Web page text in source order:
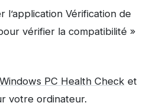
l’application Vérification de
vérifier la compatibilité »
Windows PC Health Check et
votre ordinateur.